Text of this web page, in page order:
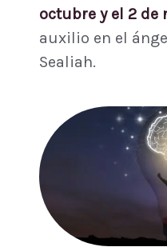
octubre y el 2 de
auxilio en el
Sealiah.